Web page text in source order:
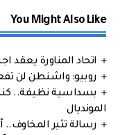
You Might Also Like
اتحاد المناورة يعقد
روبيو: واشنطن لن
بسداسية نظيفة..
المونديال
رسالة تثير المخاوف..